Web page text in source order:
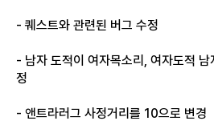
- 퀘스트와 관련된 버그 수정
- 남자 도적이 여자목소리, 여자도적
정
- 앤트라러그 사정거리를 10으로 변경